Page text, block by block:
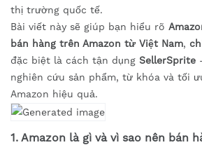
thị trường quốc tế.
Bài viết này sẽ giúp bạn hiểu rõ
bán hàng trên Amazon từ Việt Nam,
đặc biệt là cách tận dụng SellerSprite
nghiên cứu sản phẩm, từ khóa và tối
Amazon hiệu quả.
1. Amazon là gì và vì sao nên bán